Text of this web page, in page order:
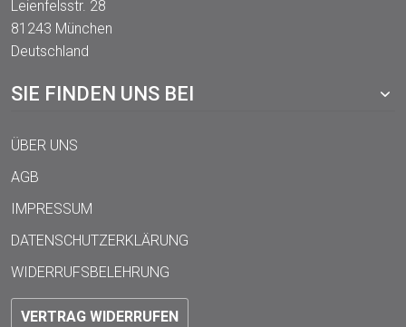
Leienfelsstr. 28
81243 München
Deutschland
SIE FINDEN UNS BEI
ÜBER UNS
AGB
IMPRESSUM
DATENSCHUTZERKLÄRUNG
WIDERRUFSBELEHRUNG
VERTRAG WIDERRUFEN